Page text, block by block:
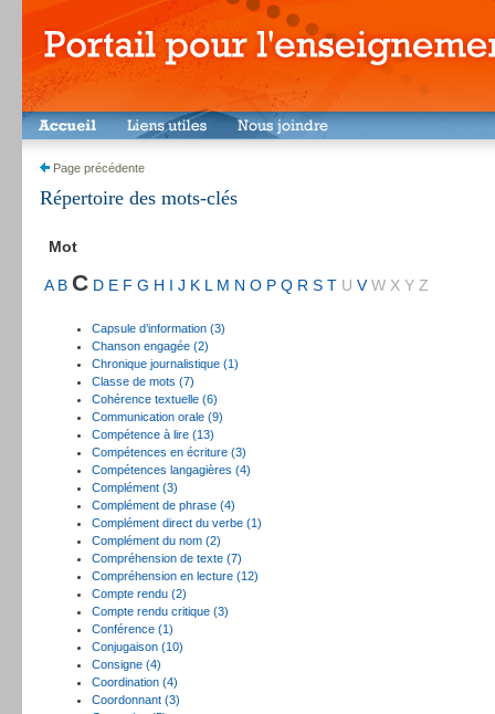
Page précédente
Répertoire des mots-clés
Mot
A B C D E F G H I J K L M N O P Q R S T U V W X Y Z
Capsule d’information (3)
Chanson engagée (2)
Chronique journalistique (1)
Classe de mots (7)
Cohérence textuelle (6)
Communication orale (9)
Compétence à lire (13)
Compétences en écriture (3)
Compétences langagières (4)
Complément (3)
Complément de phrase (4)
Complément direct du verbe (1)
Complément du nom (2)
Compréhension de texte (7)
Compréhension en lecture (12)
Compte rendu (2)
Compte rendu critique (3)
Conférence (1)
Conjugaison (10)
Consigne (4)
Coordination (4)
Coordonnant (3)